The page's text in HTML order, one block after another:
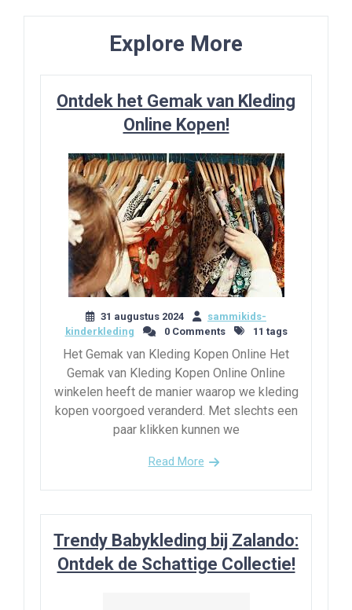
Explore More
Ontdek het Gemak van Kleding
Online Kopen!
31 augustus 2024
sammikids-
kinderkleding
0 Comments 11 tags
Het Gemak van Kleding Kopen Online Het
Gemak van Kleding Kopen Online Online
winkelen heeft de manier waarop we kleding
kopen voorgoed veranderd. Met slechts een
paar klikken kunnen we
Read More
Trendy Babykleding bij Zalando:
Ontdek de Schattige Collectie!